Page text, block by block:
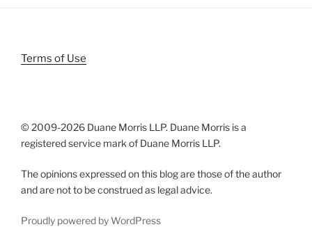
Terms of Use
© 2009-2026 Duane Morris LLP. Duane Morris is a
registered service mark of Duane Morris LLP.
The opinions expressed on this blog are those of the author
and are not to be construed as legal advice.
Proudly powered by WordPress